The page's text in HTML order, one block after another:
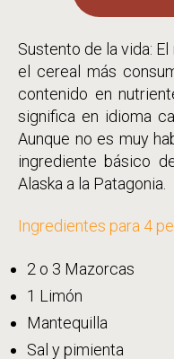
Sustento de la vida:
el cereal más
contenido en
significa en idioma
Aunque no es muy
ingrediente básico
Alaska a la Patagonia.
Ingredientes para 4
2 o 3 Mazorcas
1 Limón
Mantequilla
Sal y pimienta